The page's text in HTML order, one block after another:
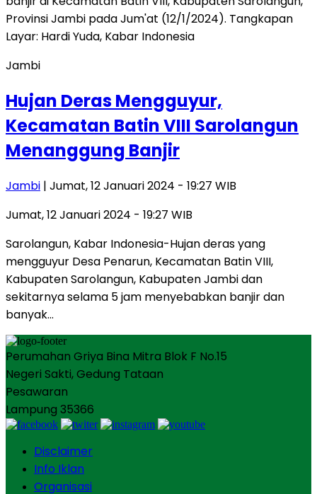
Jambi
Hujan Deras Mengguyur,
Kecamatan Batin VIII Sarolangun
Menanggung Banjir
Jambi | Jumat, 12 Januari 2024 - 19:27 WIB
Jumat, 12 Januari 2024 - 19:27 WIB
Sarolangun, Kabar Indonesia-Hujan deras yang
mengguyur Desa Penarun, Kecamatan Batin VIII,
Kabupaten Sarolangun, Kabupaten Jambi dan
sekitarnya selama 5 jam menyebabkan banjir dan
banyak…
Perumahan Griya Bina Mitra Blok F No.15
Negeri Sakti, Gedung Tataan
Pesawaran
Lampung 35366
Disclaimer
Info Iklan
Organisasi